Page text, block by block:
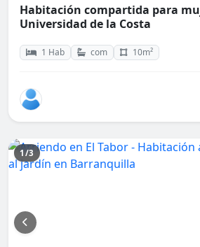
Habitación compartida para
Universidad de la Costa
1 Hab com 10m²
1/3